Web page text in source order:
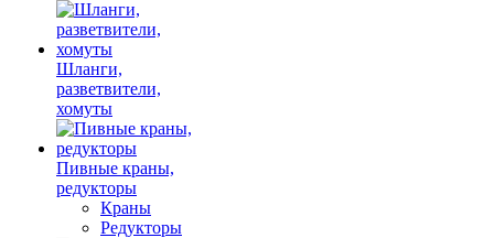
Шланги,
разветвители,
хомуты
Пивные краны,
редукторы
Краны
Редукторы